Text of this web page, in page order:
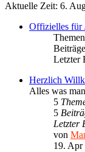
Aktuelle Zeit: 6.
Offizielles für
Themen
Beiträge
Letzter
Herzlich
Alles was
5
5
Letzter
von
19. Apr